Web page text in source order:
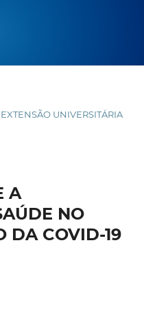
UNIVERSITÁRIA
A
NO
DA COVID-19